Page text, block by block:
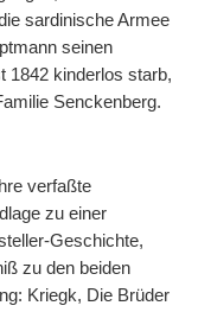
sardinische Armee
seinen
1842 kinderlos starb,
Senckenberg.
verfaßte
zu einer
Geschichte,
zu den beiden
Kriegk, Die Brüder